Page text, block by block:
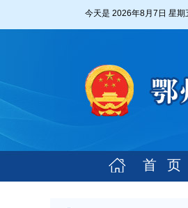
今天是 2026年8月7日 星期
首 页